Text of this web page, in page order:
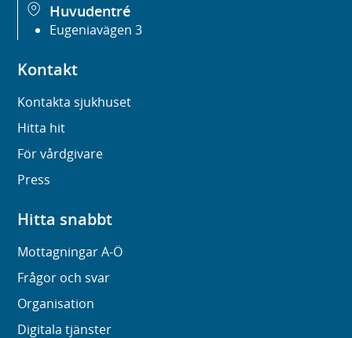
Huvudentré
Eugeniavägen 3
Kontakt
Kontakta sjukhuset
Hitta hit
För vårdgivare
Press
Hitta snabbt
Mottagningar A-Ö
Frågor och svar
Organisation
Digitala tjänster